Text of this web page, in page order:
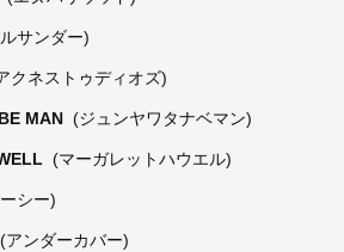
サンダー)
クネストゥディオズ)
MAN (ジュンヤワタナベマン)
(マーガレットハウエル)
シー)
(アンダーカバー)